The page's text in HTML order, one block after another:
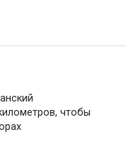
чтобы